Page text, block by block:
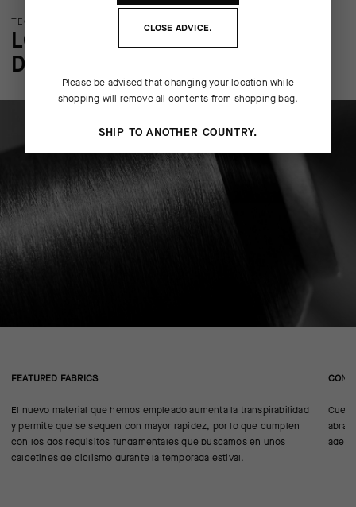
TECNOLOGÍA DEL PRODUCTO
LOS DETALLES MÁS SUTILES
DEL PRODUCTO
FEATURED FABRICS
El nuevo material que hemos empleado aumenta la transpirabilidad
y permite que se sequen con mayor rapidez, por lo que cumplen
con los dos requisitos fundamentales que buscamos en unos
calcetines de ciclismo durante la temporada estival.
CLOSE ADVICE.
Please be advised that changing your location while
shopping will remove all contents from shopping bag.
SHIP TO ANOTHER COUNTRY.